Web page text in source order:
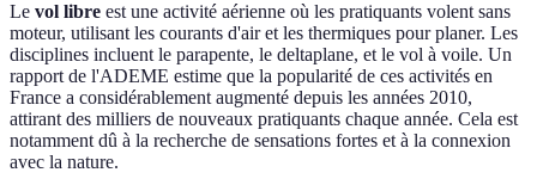
Le vol libre est une activité aérienne où les pratiquants volent sans
moteur, utilisant les courants d'air et les thermiques pour planer. Les
disciplines incluent le parapente, le deltaplane, et le vol à voile. Un
rapport de l'ADEME estime que la popularité de ces activités en
France a considérablement augmenté depuis les années 2010,
attirant des milliers de nouveaux pratiquants chaque année. Cela est
notamment dû à la recherche de sensations fortes et à la connexion
avec la nature.